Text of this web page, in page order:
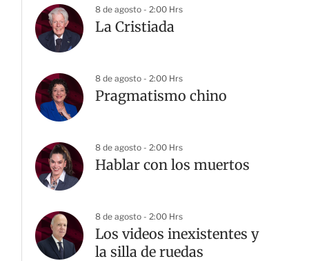
8 de agosto - 2:00 Hrs
La Cristiada
8 de agosto - 2:00 Hrs
Pragmatismo chino
8 de agosto - 2:00 Hrs
Hablar con los muertos
8 de agosto - 2:00 Hrs
Los videos inexistentes y
la silla de ruedas